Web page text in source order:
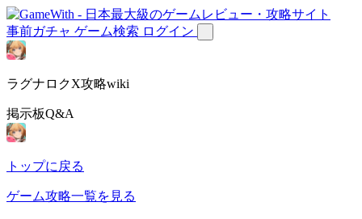
事前ガチャ ゲーム検索 ログイン
ラグナロクX攻略wiki
掲示板Q&A
トップに戻る
ゲーム攻略一覧を見る